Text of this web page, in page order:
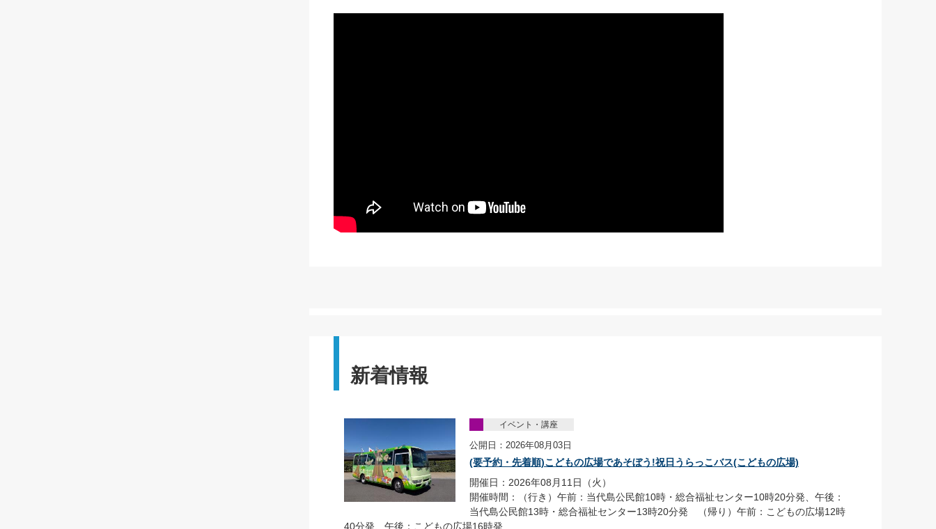
新着情報
イベント・講座
公開日：2026年08月03日
(要予約・先着順)こどもの広場であそぼう!祝日うらっこバス(こどもの広場)
開催日：2026年08月11日（火）
開催時間：（行き）午前：当代島公民館10時・総合福祉センター10時20分発、午後：
当代島公民館13時・総合福祉センター13時20分発 （帰り）午前：こどもの広場12時
40分発、午後：こどもの広場16時発